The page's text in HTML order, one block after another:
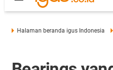
Halaman beranda igus Indonesia